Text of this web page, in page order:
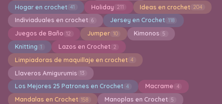
Hogar en crochet 41 Holiday 211 Ideas en crochet 204
Indiviaduales en crochet 6 Jersey en Crochet 118
Juegos de Baño 12 Jumper 10 Kimonos 5
Knitting 1 Lazos en Crochet 2
Limpiadoras de maquillaje en crochet 4
Llaveros Amigurumis 13
Los Mejores 25 Patrones en Crochet 4 Macrame 4
Mandalas en Crochet 158 Manoplas en Crochet 5